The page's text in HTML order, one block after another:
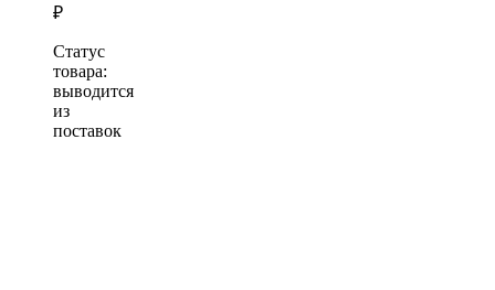
₽
Статус
товара:
выводится
из
поставок